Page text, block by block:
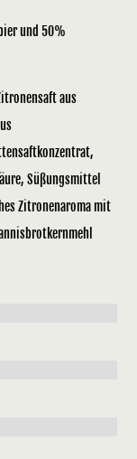
und 50%
aus
Süßungsmittel
Zitronenaroma mit